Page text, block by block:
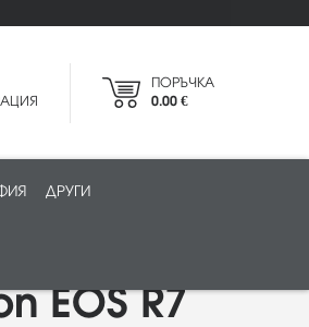
ПОРЪЧКА
0.00 €
ДРУГИ
EOS R7